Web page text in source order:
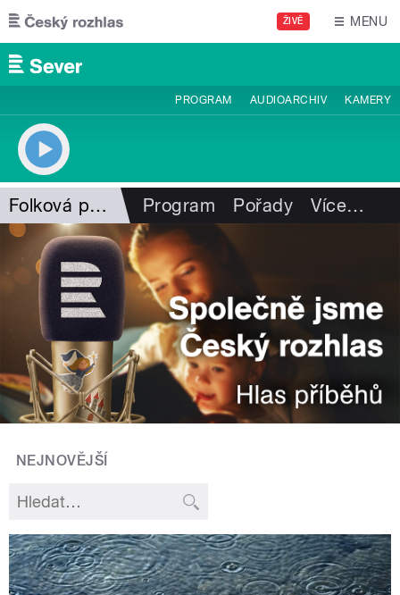
Přejít k hlavnímu obsahu
ŽIVĚ MENU
PROGRAM AUDIOARCHIV KAMERY
Folková pohlazení Program Pořady Více…
NEJNOVĚJŠÍ